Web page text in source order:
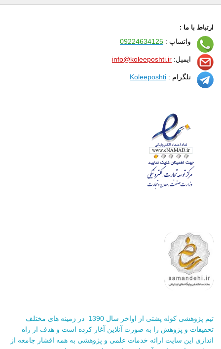
ارتباط با ما :
واتساپ : 09224634125
ایمیل: info@koleeposhti.ir
تلگرام : Koleeposhti
تیم پژوهشی کوله پشتی از اواخر سال 1390 در زمینه های مختلف
تحقیقات و پژوهش را به صورت آنلاین آغاز کرده است و هدف از راه
اندازی این سایت ارائه خدمات علمی و پژوهشی به همه اقشار جامعه از